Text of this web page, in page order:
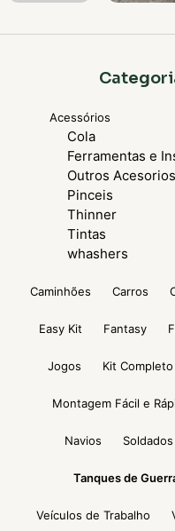
Acessórios
Cola
Ferramentas e
Outros Acesorios
Pinceis
Thinner
Tintas
whashers
Caminhões Carros
Easy Kit Fantasy
Jogos Kit Completo
Montagem Fácil e
Navios Soldados
Tanques de
Veículos de Trabalho